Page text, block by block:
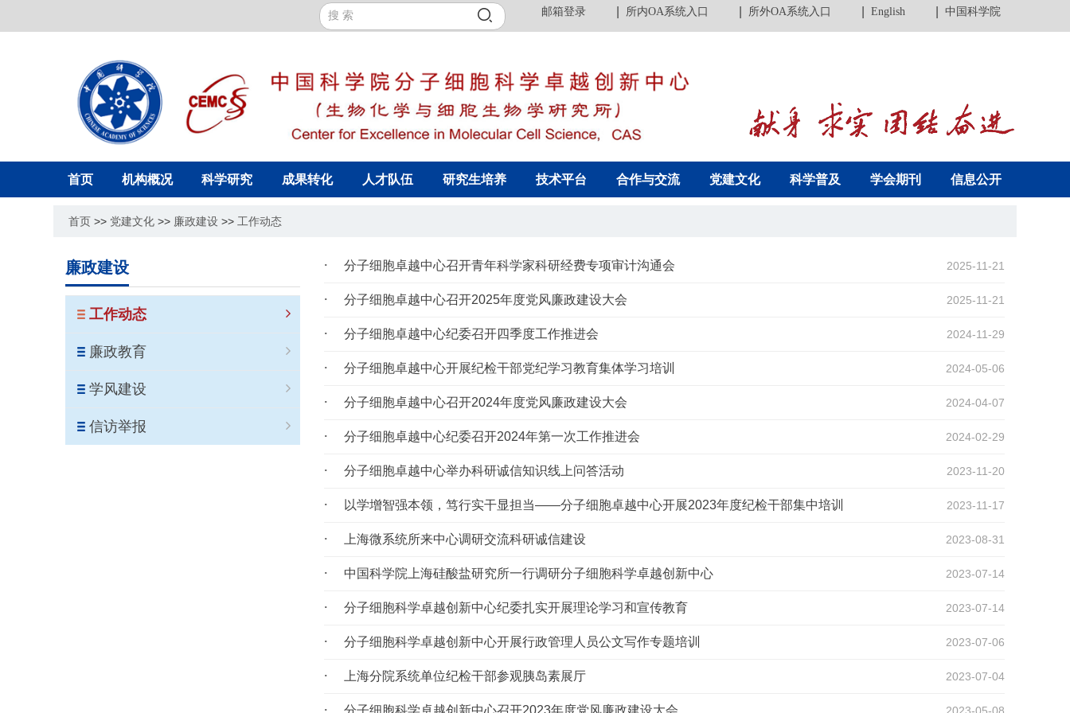
邮箱登录 所内OA系统入口 所外OA系统入口 English 中国科学院
首页 机构概况 科学研究 成果转化 人才队伍 研究生培养 技术平台 合作与交流 党建文化 科学普及 学会期刊 信息公开
首页 >> 党建文化 >> 廉政建设 >> 工作动态
廉政建设
工作动态
廉政教育
学风建设
信访举报
分子细胞卓越中心召开青年科学家科研经费专项审计沟通会 2025-11-21
分子细胞卓越中心召开2025年度党风廉政建设大会 2025-11-21
分子细胞卓越中心纪委召开四季度工作推进会 2024-11-29
分子细胞卓越中心开展纪检干部党纪学习教育集体学习培训 2024-05-06
分子细胞卓越中心召开2024年度党风廉政建设大会 2024-04-07
分子细胞卓越中心纪委召开2024年第一次工作推进会 2024-02-29
分子细胞卓越中心举办科研诚信知识线上问答活动 2023-11-20
以学增智强本领，笃行实干显担当——分子细胞卓越中心开展2023年度纪检干部集中培训 2023-11-17
上海微系统所来中心调研交流科研诚信建设 2023-08-31
中国科学院上海硅酸盐研究所一行调研分子细胞科学卓越创新中心 2023-07-14
分子细胞科学卓越创新中心纪委扎实开展理论学习和宣传教育 2023-07-14
分子细胞科学卓越创新中心开展行政管理人员公文写作专题培训 2023-07-06
上海分院系统单位纪检干部参观胰岛素展厅 2023-07-04
分子细胞科学卓越创新中心召开2023年度党风廉政建设大会